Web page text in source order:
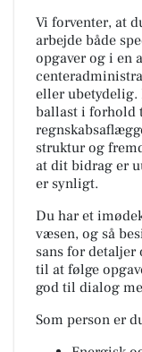
Vi forventer, at
arbejde både
opgaver og i en
eller ubetydelig.
ballast i forhold
struktur og
at dit bidrag er
er synligt.
Du har et
væsen, og så
sans for detaljer
til at følge
god til dialog
Som person er